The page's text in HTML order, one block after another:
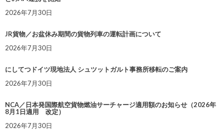
2026年7月30日
JR貨物／お盆休み期間の貨物列車の運転計画について
2026年7月30日
にしてつドイツ現地法人 シュツットガルト事務所移転のご案内
2026年7月30日
NCA／日本発国際航空貨物燃油サーチャージ適用額のお知らせ（2026年
8月1日適用 改定）
2026年7月30日